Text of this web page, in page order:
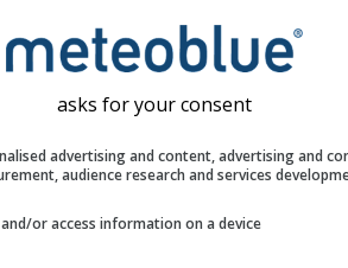
asks for your consent
advertising and content, advertising and
audience research and services
or access information on a device